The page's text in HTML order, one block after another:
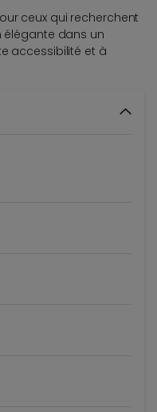
ceux qui recherchent
élégante dans un
accessibilité et à